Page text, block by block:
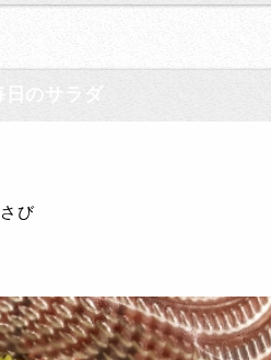
日のサラダ
び